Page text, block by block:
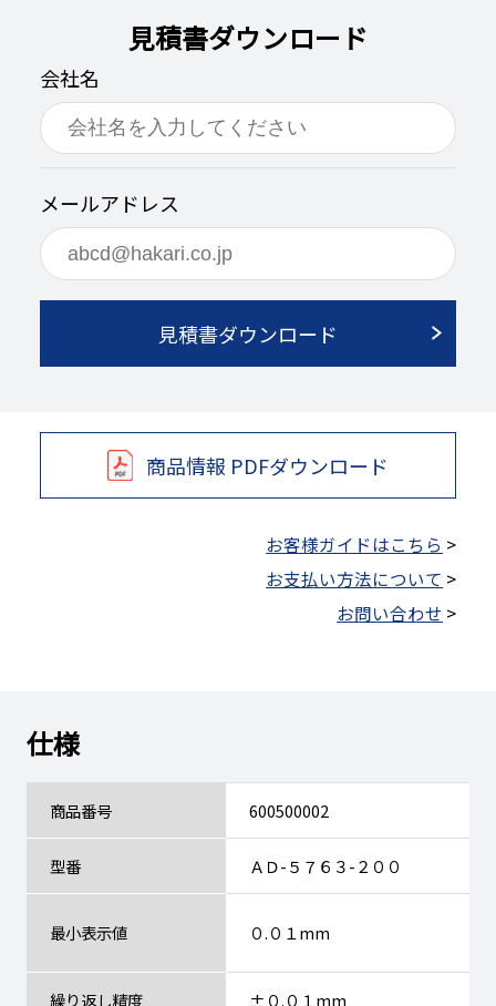
見積書ダウンロード
会社名
メールアドレス
見積書ダウンロード
商品情報 PDFダウンロード
お客様ガイドはこちら >
お支払い方法について >
お問い合わせ >
仕様
商品番号 600500002
型番 ＡＤ-５７６３-２００
最小表示値 ０.０１mm
繰り返し精度 ±０.０１mm